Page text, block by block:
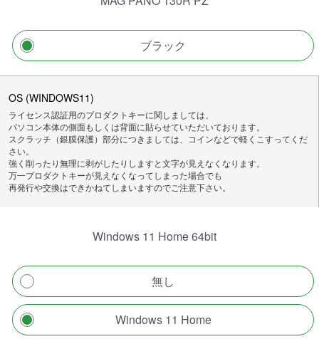
ブラック
OS (WINDOWS11)
ライセンス認証用のプロダクトキーに関しましては、
パソコン本体の側面もしくは背面に貼らせていただいております。
スクラッチ（銀膜保護）部分につきましては、コインなどで軽くこすってくだ
さい。
強く削ったり無理に剥がしたりしますと文字が見えなくなります。
万一プロダクトキーが見えなくなってしまった場合でも
再発行や交換はできかねてしまいますのでご注意下さい。
Windows 11 Home 64bit
無し
Windows 11 Home